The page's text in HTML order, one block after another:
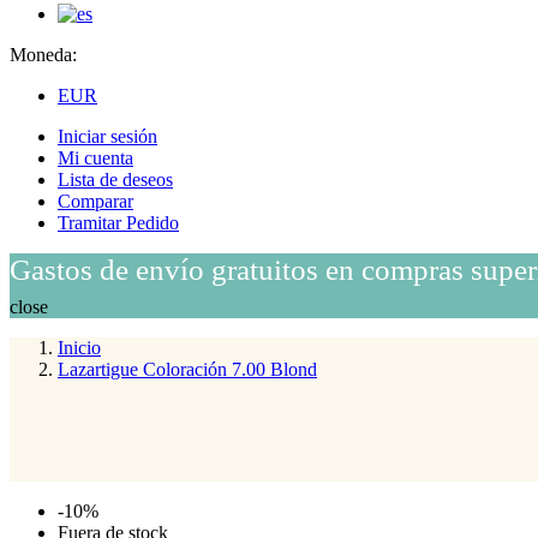
Moneda:
EUR
Iniciar sesión
Mi cuenta
Lista de deseos
Comparar
Tramitar Pedido
Gastos de envío gratuitos en compras
close
Inicio
Lazartigue Coloración 7.00 Blond
-10%
Fuera de stock